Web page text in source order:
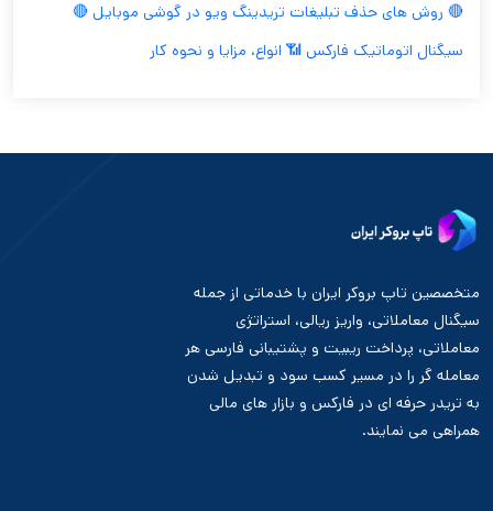
🔴 روش های حذف تبلیغات تریدینگ ویو در گوشی موبایل 🔴
سیگنال اتوماتیک فارکس 📶 انواع، مزایا و نحوه کار
متخصصین تاپ بروکر ایران با خدماتی از جمله
سیگنال معاملاتی، واریز ریالی، استراتژی
معاملاتی، پرداخت ریبیت و پشتیبانی فارسی هر
معامله گر را در مسیر کسب سود و تبدیل شدن
به تریدر حرفه ای در فارکس و بازار های مالی
همراهی می نمایند.